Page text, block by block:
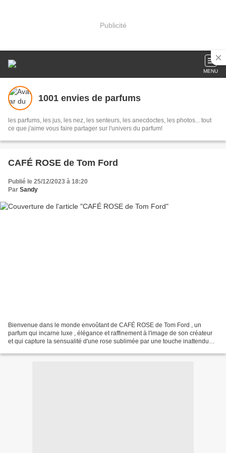
Publicité
MENU
1001 envies de parfums
les parfums, les jus, les nez, les senteurs, les anecdoctes, les photos... tout
ce que j'aime vous faire partager sur l'univers du parfum!
CAFÉ ROSE de Tom Ford
Publié le 25/12/2023 à 18:20
Par Sandy
Bienvenue dans le monde envoûtant de CAFÉ ROSE de Tom Ford , un
parfum qui incarne luxe , élégance et raffinement à l'image de son créateur
et qui capture la sensualité d'une rose sublimée par une touche inattendue